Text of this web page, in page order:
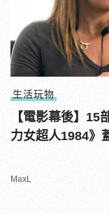
生活玩物
【電影幕後】
力女超人1984》
MaxL